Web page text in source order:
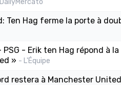
Ten Hag ferme la porte à
- Erik ten Hag répond à
» - L'Équipe
restera à Manchester